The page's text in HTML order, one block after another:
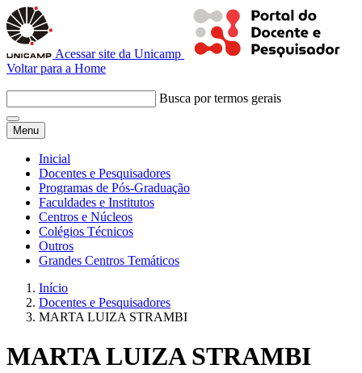
Acessar site da Unicamp
Voltar para a Home
Busca por termos gerais
Menu
Inicial
Docentes e Pesquisadores
Programas de Pós-Graduação
Faculdades e Institutos
Centros e Núcleos
Colégios Técnicos
Outros
Grandes Centros Temáticos
Início
Docentes e Pesquisadores
MARTA LUIZA STRAMBI
MARTA LUIZA STRAMBI